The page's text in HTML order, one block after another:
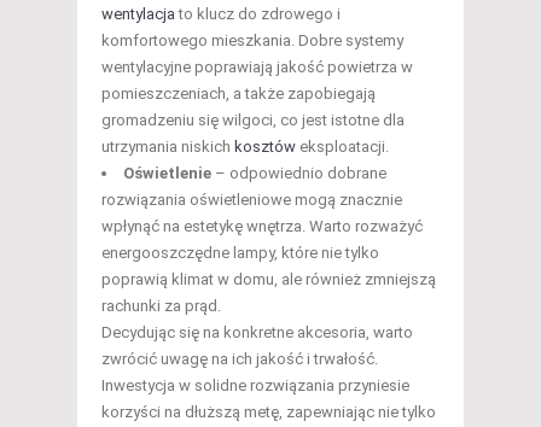
wentylacja to klucz do zdrowego i
komfortowego mieszkania. Dobre systemy
wentylacyjne poprawiają jakość powietrza w
pomieszczeniach, a także zapobiegają
gromadzeniu się wilgoci, co jest istotne dla
utrzymania niskich kosztów eksploatacji.
Oświetlenie – odpowiednio dobrane
rozwiązania oświetleniowe mogą znacznie
wpłynąć na estetykę wnętrza. Warto rozważyć
energooszczędne lampy, które nie tylko
poprawią klimat w domu, ale również zmniejszą
rachunki za prąd.
Decydując się na konkretne akcesoria, warto
zwrócić uwagę na ich jakość i trwałość.
Inwestycja w solidne rozwiązania przyniesie
korzyści na dłuższą metę, zapewniając nie tylko